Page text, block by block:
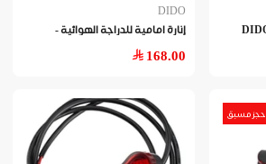
DIDO
إنارة امامية للدراجة الهوائية -
168.00
حجز مسبق